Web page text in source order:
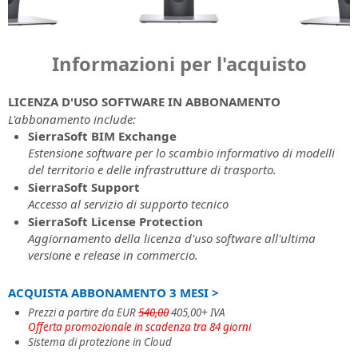
e
alle
trasporto
SierraSoft
Infra
BIM
per
la
progettazione
ferroviaria,
stradale
idraulica
SierraSoft
Rails
Studio
Software
BIM
per
Estensione
software
informativo
SierraSoft
BIM
Checking
Estensione
software
per
l'analisi
informativa
infrastrutture
e
costruzioni
progettazione
di
dell'abbonamento
Richiesta
codici
di
attivazione
prodotti
trial
version
Supporto
Caratteristiche
del
servizio
SierraSoft
Indirizzi,
e
rete
vendita
Notizie
e
Newsletter
Le
ultime
notizie
SierraSoft
Eventi
in
(ex
Twitter)
Newsletter
Tieniti
promozioni
e
offerte
riguardanti
prodotti,
servizi
e
attività
SierraSoft
SierraSoft
Acquista
prodotti
SierraSoft
direttamente
on-
line
Condizioni
Generali
Contratto
visione
delle
Condizioni
Generali
LINGUA
Italiano
Portugûes
Español
Deutsch
Français
infrastrutture
stradali
con
l'utilizzo
del
software
SierraSoft
Rails
Design
Studio.
Provalo
subito
la
trial
version
Informazioni per l'acquisto
LICENZA D'USO SOFTWARE IN ABBONAMENTO
L'abbonamento include:
SierraSoft BIM Exchange
Estensione software per lo scambio informativo di modelli
del territorio e delle infrastrutture di trasporto.
SierraSoft Support
Accesso al servizio di supporto tecnico
SierraSoft License Protection
Aggiornamento della licenza d'uso software all'ultima
versione e release in commercio.
ACQUISTA ABBONAMENTO 3 MESI >
Prezzi a partire da EUR540,00405,00+ IVA
Offerta promozionale in scadenza tra 84 giorni
Sistema di protezione in Cloud